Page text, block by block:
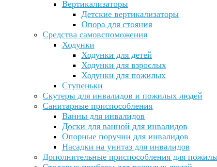
Вертикализаторы
Детские вертикализаторы
Опора для стояния
Средства самовспоможения
Ходунки
Ходунки для детей
Ходунки для взрослых
Ходунки для пожилых
Ступеньки
Скутеры для инвалидов и пожилых людей
Санитарные приспособления
Ванны для инвалидов
Доски для ванной для инвалидов
Опорные поручни для инвалидов
Насадки на унитаз для инвалидов
Дополнительные приспособления для